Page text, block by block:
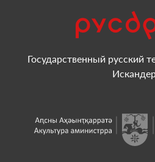
Государственный русский